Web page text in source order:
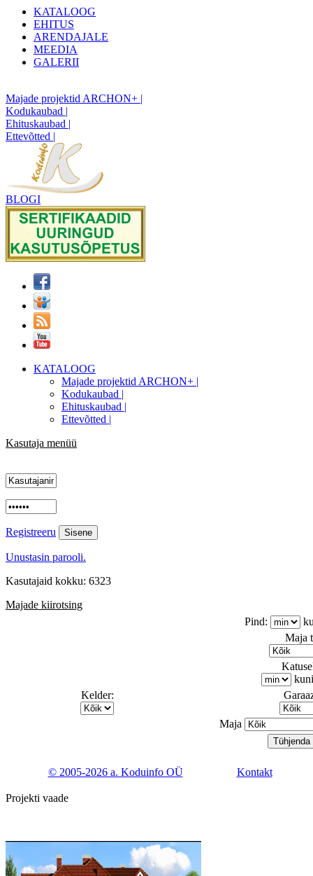
KATALOOG
EHITUS
ARENDAJALE
MEEDIA
GALERII
Majade projektid ARCHON+ |
Kodukaubad |
Ehituskaubad |
Ettevõtted |
BLOGI
KATALOOG
Majade projektid ARCHON+ |
Kodukaubad |
Ehituskaubad |
Ettevõtted |
Kasutaja menüü
Registreeru
Unustasin parooli.
Kasutajaid kokku: 6323
Majade kiirotsing
Pind:
Maja
Kelder:
Maja
© 2005-2026 a. Koduinfo OÜ Kontakt
Projekti vaade